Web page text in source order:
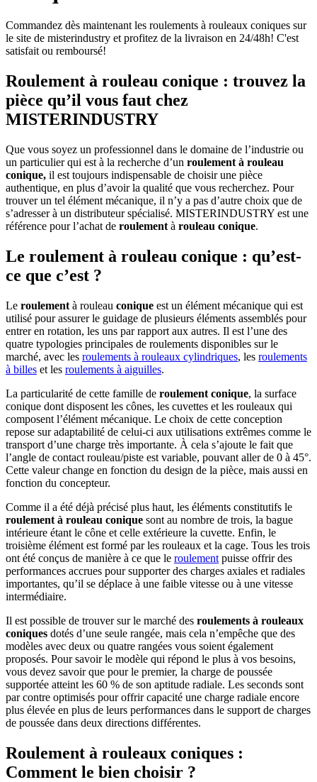
Commandez dès maintenant les roulements à rouleaux coniques sur
le site de misterindustry et profitez de la livraison en 24/48h! C'est
satisfait ou remboursé!
Roulement à rouleau conique : trouvez la
pièce qu’il vous faut chez
MISTERINDUSTRY
Que vous soyez un professionnel dans le domaine de l’industrie ou
un particulier qui est à la recherche d’un roulement à rouleau
conique, il est toujours indispensable de choisir une pièce
authentique, en plus d’avoir la qualité que vous recherchez. Pour
trouver un tel élément mécanique, il n’y a pas d’autre choix que de
s’adresser à un distributeur spécialisé. MISTERINDUSTRY est une
référence pour l’achat de roulement à rouleau conique.
Le roulement à rouleau conique : qu’est-
ce que c’est ?
Le roulement à rouleau conique est un élément mécanique qui est
utilisé pour assurer le guidage de plusieurs éléments assemblés pour
entrer en rotation, les uns par rapport aux autres. Il est l’une des
quatre typologies principales de roulements disponibles sur le
marché, avec les roulements à rouleaux cylindriques, les roulements
à billes et les roulements à aiguilles.
La particularité de cette famille de roulement conique, la surface
conique dont disposent les cônes, les cuvettes et les rouleaux qui
composent l’élément mécanique. Le choix de cette conception
repose sur adaptabilité de celui-ci aux utilisations extrêmes comme le
transport d’une charge très importante. À cela s’ajoute le fait que
l’angle de contact rouleau/piste est variable, pouvant aller de 0 à 45°.
Cette valeur change en fonction du design de la pièce, mais aussi en
fonction du concepteur.
Comme il a été déjà précisé plus haut, les éléments constitutifs le
roulement à rouleau conique sont au nombre de trois, la bague
intérieure étant le cône et celle extérieure la cuvette. Enfin, le
troisième élément est formé par les rouleaux et la cage. Tous les trois
ont été conçus de manière à ce que le roulement puisse offrir des
performances accrues pour supporter des charges axiales et radiales
importantes, qu’il se déplace à une faible vitesse ou à une vitesse
intermédiaire.
Il est possible de trouver sur le marché des roulements à rouleaux
coniques dotés d’une seule rangée, mais cela n’empêche que des
modèles avec deux ou quatre rangées vous soient également
proposés. Pour savoir le modèle qui répond le plus à vos besoins,
vous devez savoir que pour le premier, la charge de poussée
supportée atteint les 60 % de son aptitude radiale. Les seconds sont
par contre optimisés pour offrir capacité une charge radiale encore
plus élevée en plus de leurs performances dans le support de charges
de poussée dans deux directions différentes.
Roulement à rouleaux coniques :
Comment le bien choisir ?